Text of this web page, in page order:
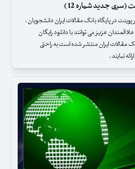
(سری جدید شماره 12 )
پوینت در پایگاه بانک مقالات ایران دانشجویان ،
عزیز می توانند با دانلود رایگان
مقالات ایران منتشر شده است به راحتی
نمایند .